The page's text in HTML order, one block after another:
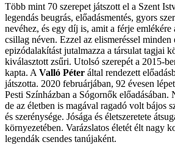
Több mint 70 szerepet játszott el a Szent
legendás beugrás, előadásmentés, gyors
nevéhez, és egy díj is, amit a férje
csillag néven. Ezzel az elismeréssel minden
epizódalakítást jutalmazza a társulat tagjai
kiválasztott zsűri. Utolsó szerepét a 2015-
kapta. A Valló Péter által rendezett
játszotta. 2020 februárjában, 92 évesen
Pesti Színházban a Sógornők előadásában.
de az életben is magával ragadó volt bájos
és szerénysége. Jósága és életszeretete
környezetében. Varázslatos életét élt nagy
legendák csendes tanújaként.